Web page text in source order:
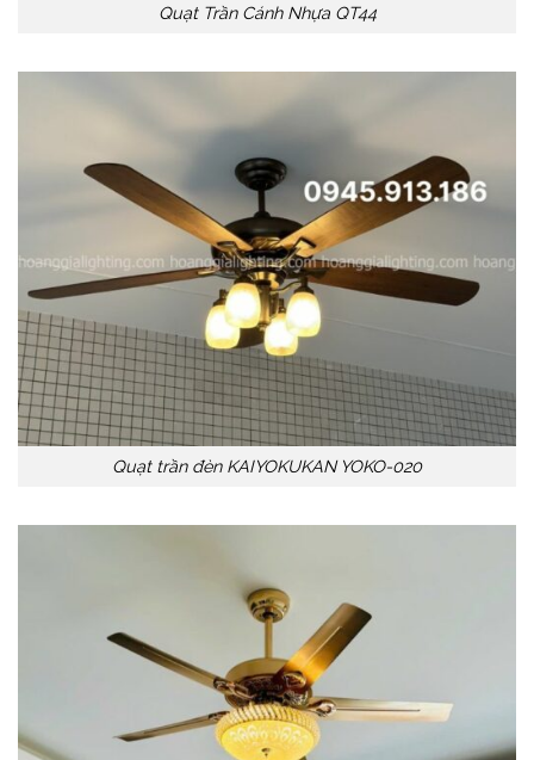
Quạt Trần Cánh Nhựa QT44
Quạt trần đèn KAIYOKUKAN YOKO-020